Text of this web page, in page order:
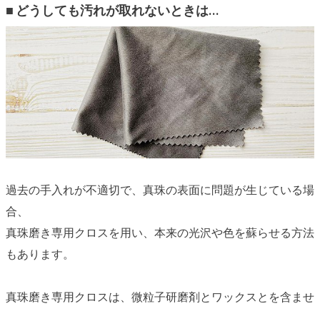
■ どうしても汚れが取れないときは…
過去の手入れが不適切で、真珠の表面に問題が生じている場
合、
真珠磨き専用クロスを用い、本来の光沢や色を蘇らせる方法
もあります。
真珠磨き専用クロスは、微粒子研磨剤とワックスとを含ませ